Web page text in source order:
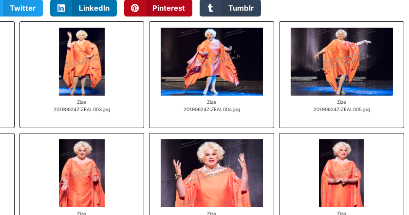
Twitter LinkedIn Pinterest Tumblr
Zize
20190624ZIZEAL003.jpg
Zize
20190624ZIZEAL004.jpg
Zize
20190624ZIZEAL005.jpg
Zize
Zize
Zize